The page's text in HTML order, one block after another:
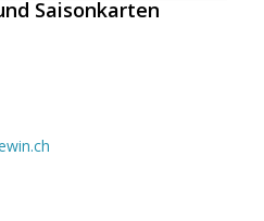
Saisonkarten